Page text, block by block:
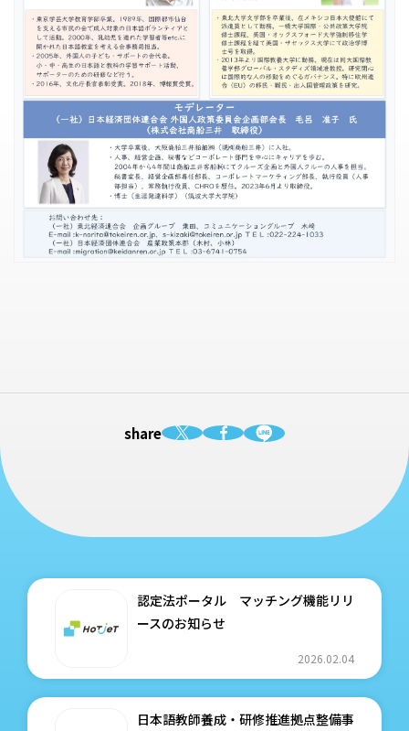
share
認定法ポータル マッチング機能リリ
ースのお知らせ
2026.02.04
日本語教師養成・研修推進拠点整備事